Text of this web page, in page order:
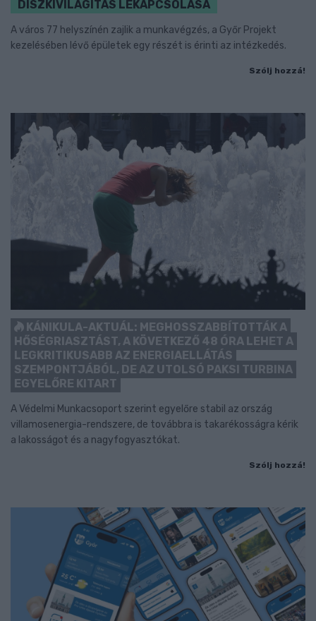
DÍSZKIVILÁGÍTÁS LEKAPCSOLÁSA
A város 77 helyszínén zajlik a munkavégzés, a Győr Projekt
kezelésében lévő épületek egy részét is érinti az intézkedés.
Szólj hozzá!
KÁNIKULA-AKTUÁL: MEGHOSSZABBÍTOTTÁK A
HŐSÉGRIASZTÁST, A KÖVETKEZŐ 48 ÓRA LEHET A
LEGKRITIKUSABB AZ ENERGIAELLÁTÁS
SZEMPONTJÁBÓL, DE AZ UTOLSÓ PAKSI TURBINA
EGYELŐRE KITART
A Védelmi Munkacsoport szerint egyelőre stabil az ország
villamosenergia-rendszere, de továbbra is takarékosságra kérik
a lakosságot és a nagyfogyasztókat.
Szólj hozzá!